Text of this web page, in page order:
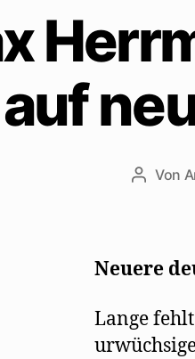
auf
Von
Neuere
Lange